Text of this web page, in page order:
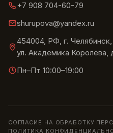
+7 908 704-60-79
shurupova@yandex.ru
454004, РФ, г. Челябинск,
ул. Академика Королёва,
Пн–Пт 10:00–19:00
СОГЛАСИЕ НА ОБРАБОТКУ
ПОЛИТИКА